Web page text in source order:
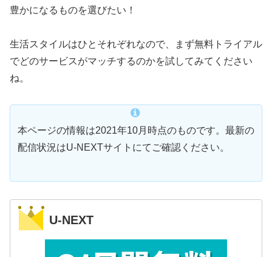
豊かになるものを選びたい！
生活スタイルはひとそれぞれなので、まず無料トライアル
でどのサービスがマッチするのかを試してみてください
ね。
本ページの情報は2021年10月時点のものです。最新の
配信状況はU-NEXTサイトにてご確認ください。
U-NEXT